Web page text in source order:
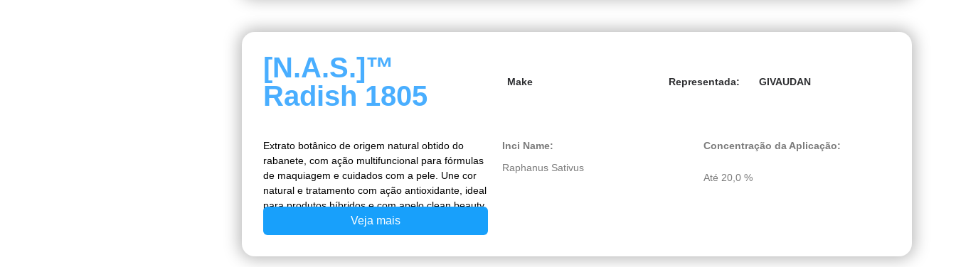
[N.A.S.]™
Radish 1805
Make Representada: GIVAUDAN
Extrato botânico de origem natural obtido do
rabanete, com ação multifuncional para fórmulas
de maquiagem e cuidados com a pele. Une cor
natural e tratamento com ação antioxidante, ideal
para produtos híbridos e com apelo clean beauty.
Veja mais
Inci Name:
Raphanus Sativus
Concentração da Aplicação:
Até 20,0 %